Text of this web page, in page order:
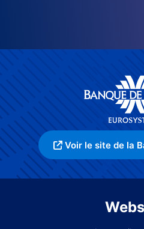
Voir le site de la